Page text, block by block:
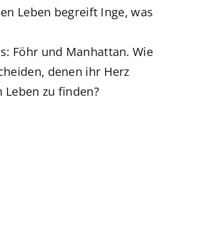
Leben begreift Inge, was
Föhr und Manhattan. Wie
denen ihr Herz
zu finden?